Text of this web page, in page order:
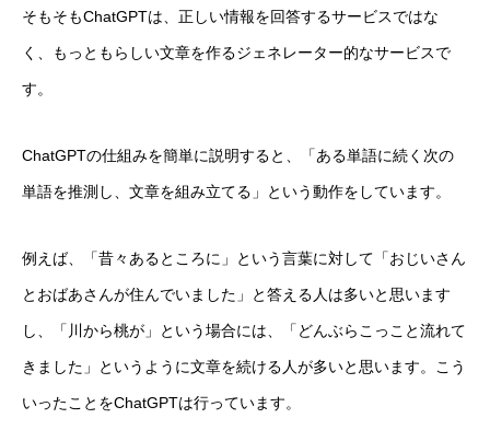
そもそもChatGPTは、正しい情報を回答するサービスではな
く、もっともらしい文章を作るジェネレーター的なサービスで
す。
ChatGPTの仕組みを簡単に説明すると、「ある単語に続く次の
単語を推測し、文章を組み立てる」という動作をしています。
例えば、「昔々あるところに」という言葉に対して「おじいさん
とおばあさんが住んでいました」と答える人は多いと思います
し、「川から桃が」という場合には、「どんぶらこっこと流れて
きました」というように文章を続ける人が多いと思います。こう
いったことをChatGPTは行っています。